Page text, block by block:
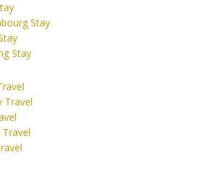
Stay
Stay
Travel